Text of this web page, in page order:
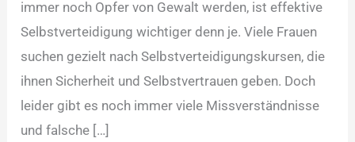
immer noch Opfer von Gewalt werden, ist effektive
Selbstverteidigung wichtiger denn je. Viele Frauen
suchen gezielt nach Selbstverteidigungskursen, die
ihnen Sicherheit und Selbstvertrauen geben. Doch
leider gibt es noch immer viele Missverständnisse
und falsche […]